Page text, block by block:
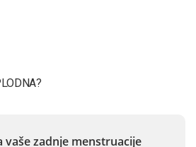
vaše zadnje menstruacije